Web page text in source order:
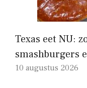
Texas eet NU:
smashburgers
10 augustus 2026